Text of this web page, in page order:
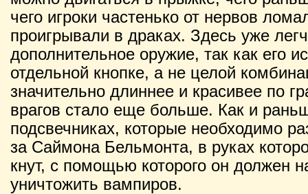
чего игроки частенько от нервов
проигрывали в драках. Здесь уже
дополнительное оружие, так как его
отдельной кнопке, а не целой
значительно длиннее и красивее по
врагов стало еще больше. Как и
подсвечниках, которые необходимо
за Саймона Бельмонта, в руках
кнут, с помощью которого он должен
уничтожить вампиров.